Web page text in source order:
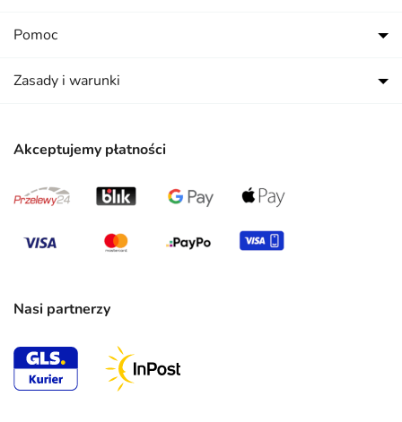
Akceptujemy płatności
Nasi partnerzy
Pomoc
Zasady i warunki